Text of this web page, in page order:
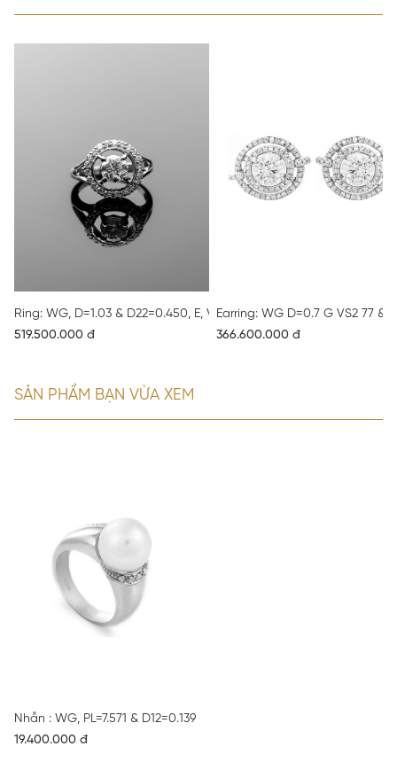
Ring: WG, D=1.03 & D22=0.450, E, VS1, 77
519.500.000 đ
Earring: WG D=0.7 G VS2 77 &
366.600.000 đ
SẢN PHẨM BẠN VỪA XEM
Nhẫn : WG, PL=7.571 & D12=0.139
19.400.000 đ